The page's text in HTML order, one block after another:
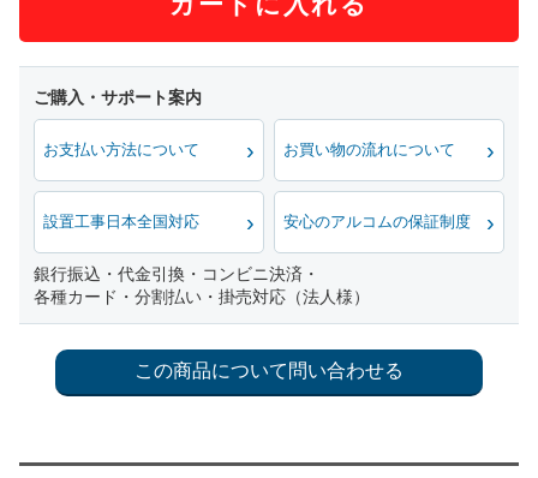
お支払い方法について お買い物の流れについて
設置工事日本全国対応 安心のアルコムの保証制度
銀行振込・代金引換・コンビニ決済・
各種カード・分割払い・掛売対応（法人様）